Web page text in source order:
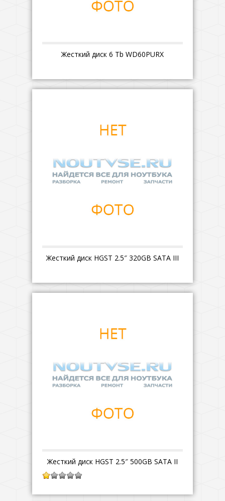
Жесткий диск 6 Tb WD60PURX
Жесткий диск HGST 2.5″ 320GB SATA III
Жесткий диск HGST 2.5″ 500GB SATA II
из